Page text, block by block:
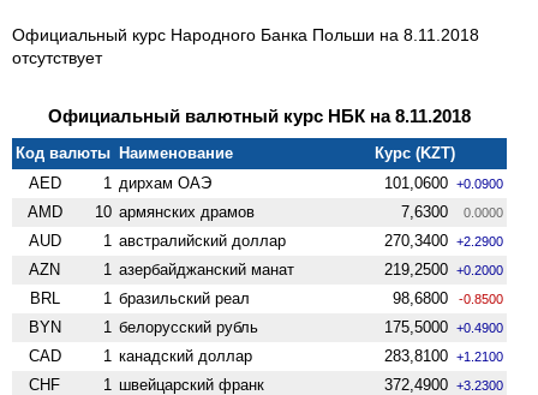
Официальный курс Народного Банка Польши на 8.11.2018
отсутствует
Официальный валютный курс НБК на 8.11.2018
Код валюты Наименование
Курс (KZT)
AED
1 дирхам ОАЭ 101,0600 +0.0900
AMD 10 армянских драмов 7,6300 0.0000
AUD 1 австралийский доллар 270,3400 +2.2900
AZN 1 азербайджанский манат 219,2500 +0.2000
BRL 1 бразильский реал 98,6800 -0.8500
BYN 1 белорусский рубль 175,5000 +0.4900
CAD 1 канадский доллар 283,8100 +1.2100
CHF 1 швейцарский франк 372,4900 +3.2300